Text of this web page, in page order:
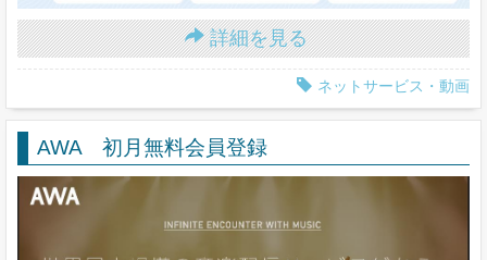
詳細を見る
ネットサービス・動画
AWA 初月無料会員登録